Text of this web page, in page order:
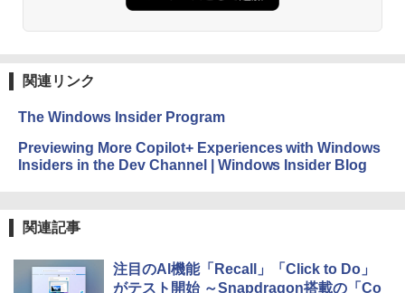
関連リンク
The Windows Insider Program
Previewing More Copilot+ Experiences with Windows
Insiders in the Dev Channel | Windows Insider Blog
関連記事
注目のAI機能「Recall」「Click to Do」
がテスト開始 ～Snapdragon搭載の「Co